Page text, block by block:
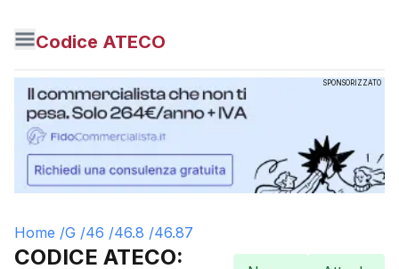
Codice ATECO
SPONSORIZZATO
Home /G /46 /46.8 /46.87
CODICE ATECO: